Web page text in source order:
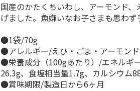
国産のかたくちいわし、アーモンド
げました。魚嫌いなお子さまも思わず
●1袋/70g
●アレルギー/えび・ごま・アーモンド
●栄養成分（100gあたり）/エネルギ
26.3g、食塩相当量1.7g、カルシウム
●賞味期限/製造日から6ヶ月